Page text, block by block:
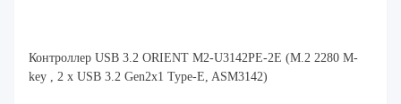
Контроллер USB 3.2 ORIENT M2-U3142PE-2E (M.2 2280 M-
key , 2 x USB 3.2 Gen2x1 Type-E, ASM3142)